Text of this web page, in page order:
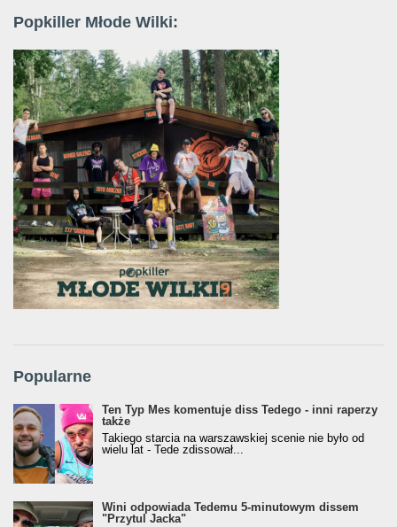
Popkiller Młode Wilki:
Popularne
Ten Typ Mes komentuje diss Tedego - inni raperzy
także
Takiego starcia na warszawskiej scenie nie było od
wielu lat - Tede zdissował...
Wini odpowiada Tedemu 5-minutowym dissem
"Przytul Jacka"